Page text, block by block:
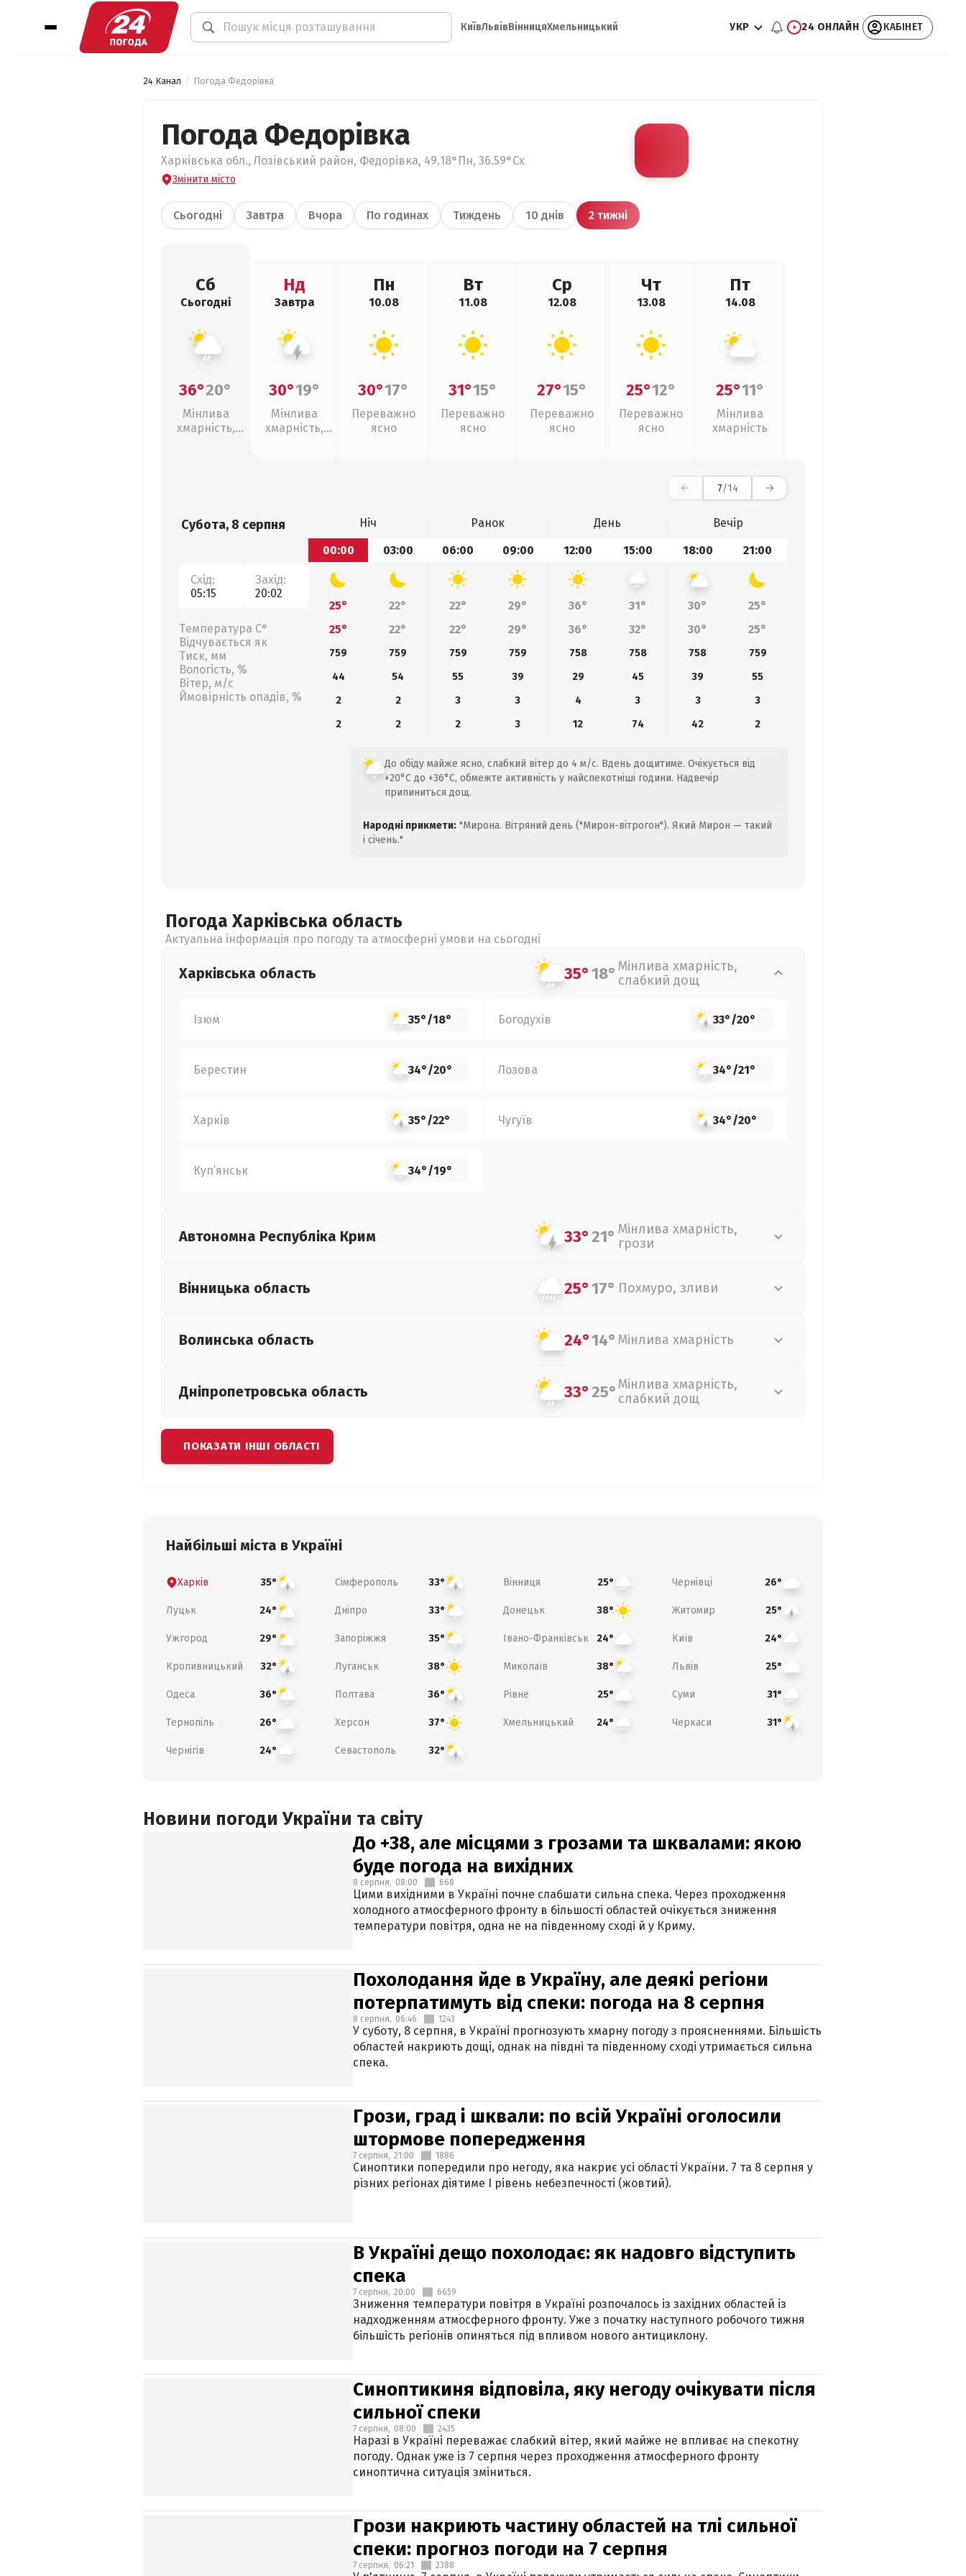
КиївЛьвівВінницяХмельницький УКР 24 ОНЛАЙН КАБІНЕТ
24 Канал Погода Федорівка
Погода Федорівка
Харківська обл., Лозівський район, Федорівка, 49.18°Пн, 36.59°Сх
Змінити місто
Сьогодні Завтра Вчора По годинах Тиждень 10 днів 2 тижні
Сб
Сьогодні
36°20°
Мінлива
хмарність,
Нд
Завтра
30°19°
Мінлива
хмарність,
Пн
10.08
30°17°
Переважно
ясно
Вт
11.08
31°15°
Переважно
ясно
Ср
12.08
27°15°
Переважно
ясно
Чт
13.08
25°12°
Переважно
ясно
Пт
14.08
25°11°
Мінлива
хмарність
7/14
Субота, 8 серпня
Схід:
05:15
Захід:
20:02
Температура С°
Відчувається як
Тиск, мм
Вологість, %
Вітер, м/с
Ймовірність опадів, %
Ніч Ранок День
Вечір
00:00
03:00 06:00 09:00 12:00 15:00 18:00 21:00
25° 22° 22° 29° 36° 31° 30°
25°
25°
22° 22° 29° 36° 32° 30° 25°
759 759 759 759 758 758 758
759
44
54 55 39 29 45 39
55
2
2 3 3 4 3 3
3
2
2 2 3 12 74 42 2
До обіду майже ясно, слабкий вітер до 4 м/с. Вдень дощитиме. Очікується від
+20°C до +36°C, обмежте активність у найспекотніші години. Надвечір
припиниться дощ.
Народні прикмети: "Мирона. Вітряний день ("Мирон-вітрогон"). Який Мирон — такий
і січень."
Погода Харківська область
Актуальна інформація про погоду та атмосферні умови на сьогодні
Харківська область 35°18° Мінлива хмарність,
слабкий дощ
Ізюм 35°/18° Богодухів 33°/20°
Берестин 34°/20° Лозова 34°/21°
Харків 35°/22° Чугуїв 34°/20°
Куп’янськ 34°/19°
Автономна Республіка Крим 33°21° Мінлива хмарність,
грози
Вінницька область 25°17° Похмуро, зливи
Волинська область 24°14° Мінлива хмарність
Дніпропетровська область 33°25°Мінлива хмарність,
слабкий дощ
ПОКАЗАТИ ІНШІ ОБЛАСТІ
Найбільші міста в Україні
Харків 35° Сімферополь 33° Вінниця 25° Чернівці 26°
Луцьк 24° Дніпро 33° Донецьк 38° Житомир 25°
Ужгород 29° Запоріжжя 35° Івано-Франківськ 24° Київ 24°
Кропивницький 32° Луганськ 38° Миколаїв 38° Львів 25°
Одеса 36° Полтава 36° Рівне 25° Суми 31°
Тернопіль 26° Херсон 37° Хмельницький 24° Черкаси 31°
Чернігів 24° Севастополь 32°
Новини погоди України та світу
До +38, але місцями з грозами та шквалами: якою
буде погода на вихідних
8 серпня, 08:00 668
Цими вихідними в Україні почне слабшати сильна спека. Через проходження
холодного атмосферного фронту в більшості областей очікується зниження
температури повітря, одна не на південному сході й у Криму.
Похолодання йде в Україну, але деякі регіони
потерпатимуть від спеки: погода на 8 серпня
8 серпня, 06:46 1243
У суботу, 8 серпня, в Україні прогнозують хмарну погоду з проясненнями. Більшість
областей накриють дощі, однак на півдні та південному сході утримається сильна
спека.
Грози, град і шквали: по всій Україні оголосили
штормове попередження
7 серпня, 21:00 1886
Синоптики попередили про негоду, яка накриє усі області України. 7 та 8 серпня у
різних регіонах діятиме І рівень небезпечності (жовтий).
В Україні дещо похолодає: як надовго відступить
спека
7 серпня, 20:00 6659
Зниження температури повітря в Україні розпочалось із західних областей із
надходженням атмосферного фронту. Уже з початку наступного робочого тижня
більшість регіонів опиняться під впливом нового антициклону.
Синоптикиня відповіла, яку негоду очікувати після
сильної спеки
7 серпня, 08:00 2435
Наразі в Україні переважає слабкий вітер, який майже не впливає на спекотну
погоду. Однак уже із 7 серпня через проходження атмосферного фронту
синоптична ситуація зміниться.
Грози накриють частину областей на тлі сильної
спеки: прогноз погоди на 7 серпня
7 серпня, 06:21 2388